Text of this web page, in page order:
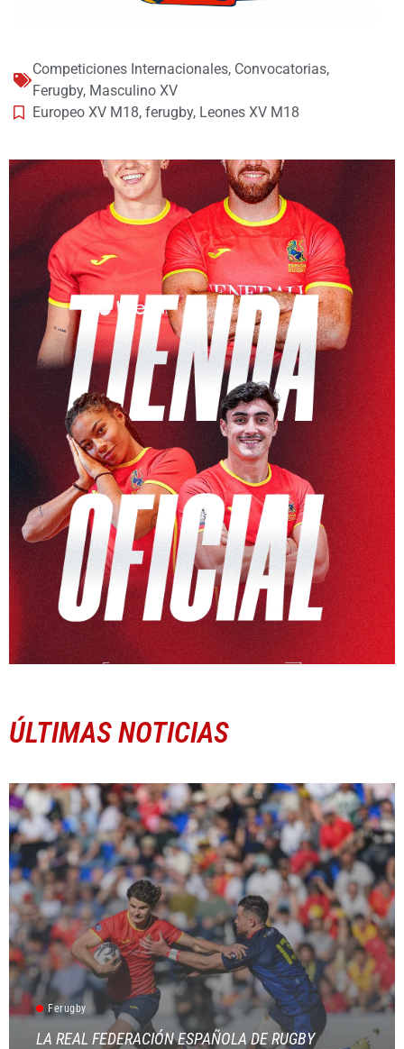
Competiciones Internacionales, Convocatorias,
Ferugby, Masculino XV
Europeo XV M18, ferugby, Leones XV M18
ÚLTIMAS NOTICIAS
Ferugby
LA REAL FEDERACIÓN ESPAÑOLA DE RUGBY